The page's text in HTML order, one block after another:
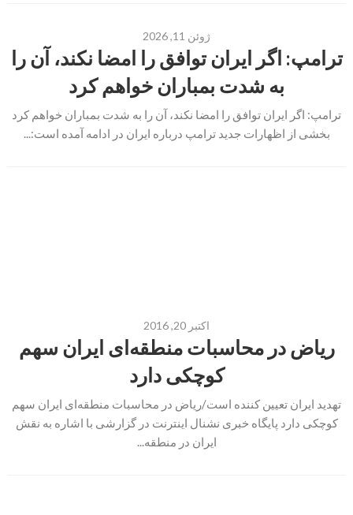
ژوئن 11, 2026
ترامپ: اگر ایران توافق را امضا نکند، آن را
به شدت بمباران خواهم کرد
ترامپ: اگر ایران توافق را امضا نکند، آن را به شدت بمباران خواهم کرد
بخشی از اظهارات جدید ترامپ درباره ایران در ادامه آمده است:...
اکتبر 20, 2016
ریاض در محاسبات منطقه‌ای ایران سهم
کوچکی دارد
تهدید ایران تعیین کننده است/ریاض در محاسبات منطقه‌ای ایران سهم
کوچکی دارد پایگاه خبری نشنال اینترنت در گزارشی با اشاره به نقش
ایران در منطقه...